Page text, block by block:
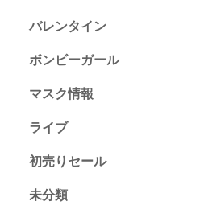
バレンタイン
ボンビーガール
マスク情報
ライブ
初売りセール
未分類